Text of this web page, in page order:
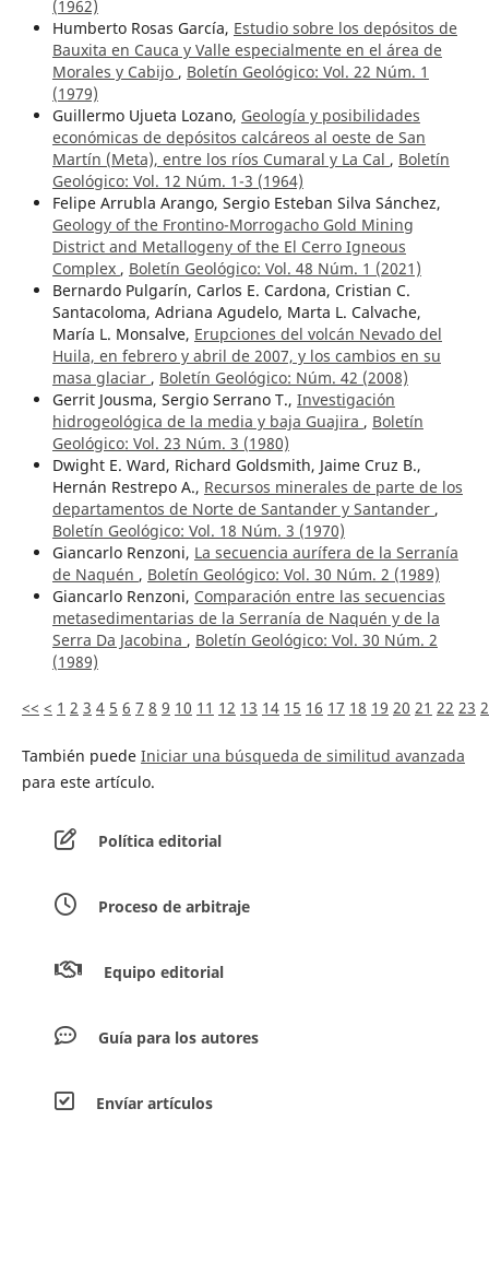
(1962)
Humberto Rosas García, Estudio sobre los depósitos de
Bauxita en Cauca y Valle especialmente en el área de
Morales y Cabijo , Boletín Geológico: Vol. 22 Núm. 1
(1979)
Guillermo Ujueta Lozano, Geología y posibilidades
económicas de depósitos calcáreos al oeste de San
Martín (Meta), entre los ríos Cumaral y La Cal , Boletín
Geológico: Vol. 12 Núm. 1-3 (1964)
Felipe Arrubla Arango, Sergio Esteban Silva Sánchez,
Geology of the Frontino-Morrogacho Gold Mining
District and Metallogeny of the El Cerro Igneous
Complex , Boletín Geológico: Vol. 48 Núm. 1 (2021)
Bernardo Pulgarín, Carlos E. Cardona, Cristian C.
Santacoloma, Adriana Agudelo, Marta L. Calvache,
María L. Monsalve, Erupciones del volcán Nevado del
Huila, en febrero y abril de 2007, y los cambios en su
masa glaciar , Boletín Geológico: Núm. 42 (2008)
Gerrit Jousma, Sergio Serrano T., Investigación
hidrogeológica de la media y baja Guajira , Boletín
Geológico: Vol. 23 Núm. 3 (1980)
Dwight E. Ward, Richard Goldsmith, Jaime Cruz B.,
Hernán Restrepo A., Recursos minerales de parte de los
departamentos de Norte de Santander y Santander ,
Boletín Geológico: Vol. 18 Núm. 3 (1970)
Giancarlo Renzoni, La secuencia aurífera de la Serranía
de Naquén , Boletín Geológico: Vol. 30 Núm. 2 (1989)
Giancarlo Renzoni, Comparación entre las secuencias
metasedimentarias de la Serranía de Naquén y de la
Serra Da Jacobina , Boletín Geológico: Vol. 30 Núm. 2
(1989)
<< < 1 2 3 4 5 6 7 8 9 10 11 12 13 14 15 16 17 18 19 20 21 22 23
También puede Iniciar una búsqueda de similitud avanzada
para este artículo.
Política editorial
Proceso de arbitraje
Equipo editorial
Guía para los autores
Envíar artículos